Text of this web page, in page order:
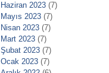
Haziran 2023 (7)
Mayıs 2023 (7)
Nisan 2023 (7)
Mart 2023 (7)
Şubat 2023 (7)
Ocak 2023 (7)